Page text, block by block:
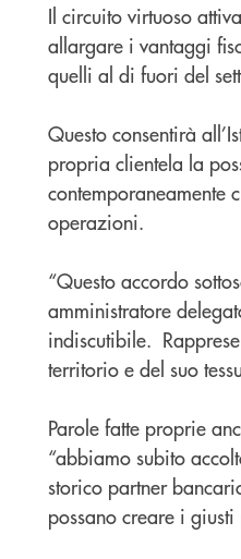
Il circuito virtuoso
allargare i vantaggi
quelli al di fuori del
Questo consentirà
propria clientela la
contemporaneamente
operazioni.
“Questo accordo
amministratore
indiscutibile.
territorio e del suo
Parole fatte proprie
“abbiamo subito
storico partner
possano creare i